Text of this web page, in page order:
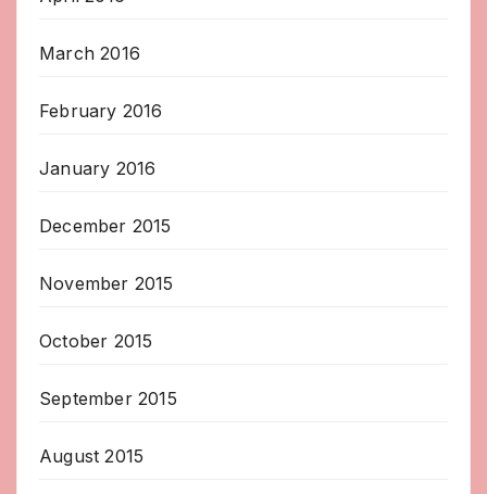
March 2016
February 2016
January 2016
December 2015
November 2015
October 2015
September 2015
August 2015